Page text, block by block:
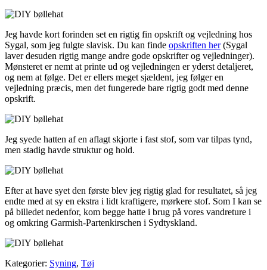
Jeg havde kort forinden set en rigtig fin opskrift og vejledning hos
Sygal, som jeg fulgte slavisk. Du kan finde opskriften her(Sygal
laver desuden rigtig mange andre gode opskrifter og vejledninger).
Mønsteret er nemt at printe ud og vejledningen er yderst detaljeret,
og nem at følge. Det er ellers meget sjældent, jeg følger en
vejledning præcis, men det fungerede bare rigtig godt med denne
opskrift.
Jeg syede hatten af en aflagt skjorte i fast stof, som var tilpas tynd,
men stadig havde struktur og hold.
Efter at have syet den første blev jeg rigtig glad for resultatet, så jeg
endte med at sy en ekstra i lidt kraftigere, mørkere stof. Som I kan se
på billedet nedenfor, kom begge hatte i brug på vores vandreture i
og omkring Garmish-Partenkirschen i Sydtyskland.
Kategorier: Syning, Tøj